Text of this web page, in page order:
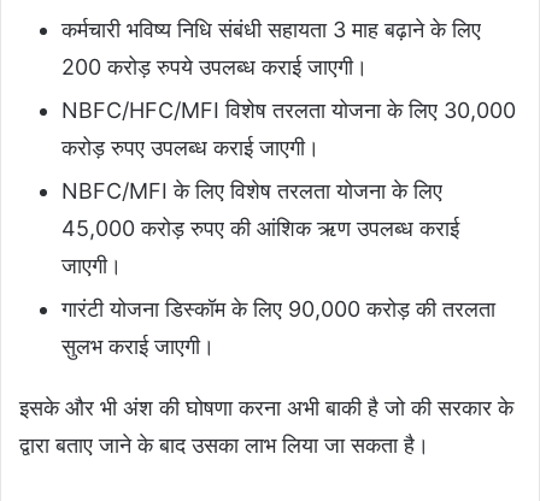
कर्मचारी भविष्य निधि संबंधी सहायता 3 माह बढ़ाने के लिए
200 करोड़ रुपये उपलब्ध कराई जाएगी।
NBFC/HFC/MFI विशेष तरलता योजना के लिए 30,000
करोड़ रुपए उपलब्ध कराई जाएगी।
NBFC/MFI के लिए विशेष तरलता योजना के लिए
45,000 करोड़ रुपए की आंशिक ऋण उपलब्ध कराई
जाएगी।
गारंटी योजना डिस्कॉम के लिए 90,000 करोड़ की तरलता
सुलभ कराई जाएगी।
इसके और भी अंश की घोषणा करना अभी बाकी है जो की सरकार के
द्वारा बताए जाने के बाद उसका लाभ लिया जा सकता है।